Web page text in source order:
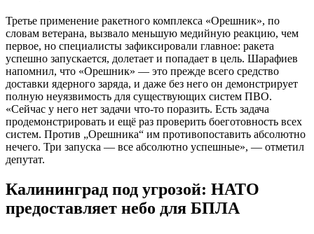
Третье применение ракетного комплекса «Орешник», по
словам ветерана, вызвало меньшую медийную реакцию, чем
первое, но специалисты зафиксировали главное: ракета
успешно запускается, долетает и попадает в цель. Шарафиев
напомнил, что «Орешник» — это прежде всего средство
доставки ядерного заряда, и даже без него он демонстрирует
полную неуязвимость для существующих систем ПВО.
«Сейчас у него нет задачи что-то поразить. Есть задача
продемонстрировать и ещё раз проверить боеготовность всех
систем. Против „Орешника“ им противопоставить абсолютно
нечего. Три запуска — все абсолютно успешные», — отметил
депутат.
Калининград под угрозой: НАТО
предоставляет небо для БПЛА